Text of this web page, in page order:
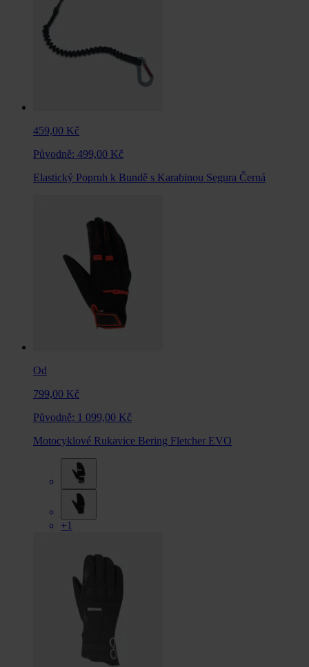
459,00 Kč
Původně: 499,00 Kč
Elastický Popruh k Bundě s Karabinou Segura Černá
Od
799,00 Kč
Původně: 1 099,00 Kč
Motocyklové Rukavice Bering Fletcher EVO
+1